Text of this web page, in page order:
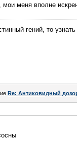
меня вполне
гений, то
Re: Антиковидный